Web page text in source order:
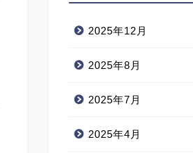
2025年12月
2025年8月
2025年7月
2025年4月